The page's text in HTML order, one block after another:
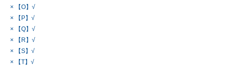
× 【O】√
× 【P】√
× 【Q】√
× 【R】√
× 【S】√
× 【T】√